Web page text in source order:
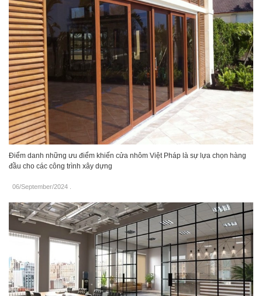
Điểm danh những ưu điểm khiến cửa nhôm Việt Pháp là sự lựa chọn hàng
đầu cho các công trình xây dựng
06/September/2024